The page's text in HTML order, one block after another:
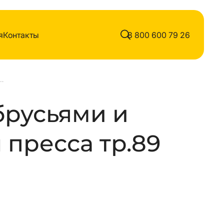
Контакты 8 800 600 79 26
для пресса тр.89
и
тр.89